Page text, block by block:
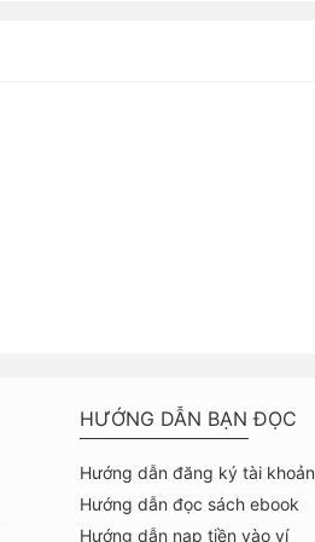
HƯỚNG DẪN BẠN ĐỌC
Hướng dẫn đăng ký tài khoản
Hướng dẫn đọc sách ebook
Hướng dẫn nạp tiền vào ví